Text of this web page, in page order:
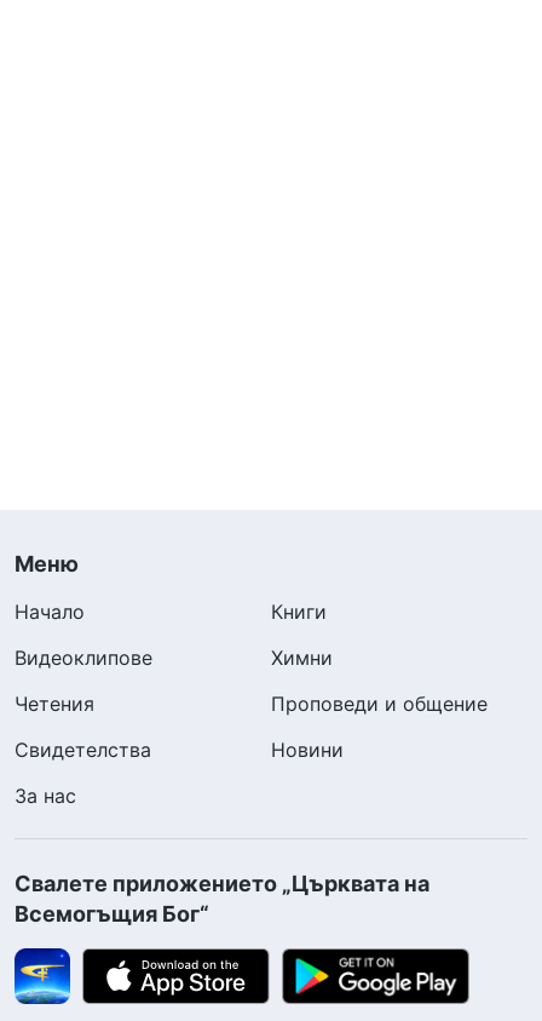
Меню
Начало
Книги
Видеоклипове
Химни
Четения
Проповеди и общение
Свидетелства
Новини
За нас
Свалете приложението „Църквата на
Всемогъщия Бог“